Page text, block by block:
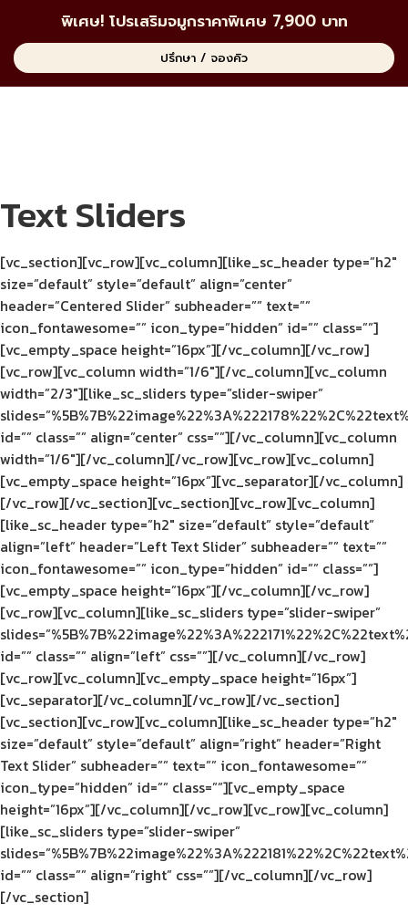
พิเศษ! โปรเสริมจมูกราคาพิเศษ 7,900 บาท
ปรึกษา / จองคิว
Text Sliders
[vc_section][vc_row][vc_column][like_sc_header type=”h2″
size=”default” style=”default” align=”center”
header=”Centered Slider” subheader=”” text=””
icon_fontawesome=”” icon_type=”hidden” id=”” class=””]
[vc_empty_space height=”16px”][/vc_column][/vc_row]
[vc_row][vc_column width=”1/6″][/vc_column][vc_column
width=”2/3″][like_sc_sliders type=”slider-swiper”
id=”” class=”” align=”center” css=””][/vc_column][vc_column
width=”1/6″][/vc_column][/vc_row][vc_row][vc_column]
[vc_empty_space height=”16px”][vc_separator][/vc_column]
[/vc_row][/vc_section][vc_section][vc_row][vc_column]
[like_sc_header type=”h2″ size=”default” style=”default”
align=”left” header=”Left Text Slider” subheader=”” text=””
icon_fontawesome=”” icon_type=”hidden” id=”” class=””]
[vc_empty_space height=”16px”][/vc_column][/vc_row]
[vc_row][vc_column][like_sc_sliders type=”slider-swiper”
id=”” class=”” align=”left” css=””][/vc_column][/vc_row]
[vc_row][vc_column][vc_empty_space height=”16px”]
[vc_separator][/vc_column][/vc_row][/vc_section]
[vc_section][vc_row][vc_column][like_sc_header type=”h2″
size=”default” style=”default” align=”right” header=”Right
Text Slider” subheader=”” text=”” icon_fontawesome=””
icon_type=”hidden” id=”” class=””][vc_empty_space
height=”16px”][/vc_column][/vc_row][vc_row][vc_column]
[like_sc_sliders type=”slider-swiper”
id=”” class=”” align=”right” css=””][/vc_column][/vc_row]
[/vc_section]